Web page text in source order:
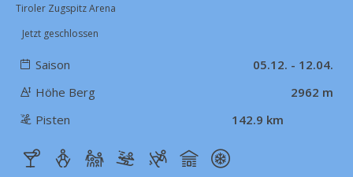
Tiroler Zugspitz Arena
Jetzt geschlossen
Saison
05.12. - 12.04.
Höhe Berg
2962 m
Pisten
142.9 km